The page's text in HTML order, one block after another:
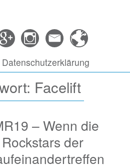
Datenschutzerklärung
Facelift
– Wenn die
der